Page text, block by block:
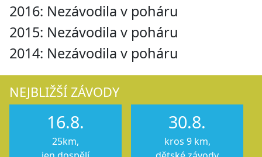
2016: Nezávodila v poháru
2015: Nezávodila v poháru
2014: Nezávodila v poháru
NEJBLIŽŠÍ ZÁVODY
16.8.
25km,
30.8.
kros 9 km,